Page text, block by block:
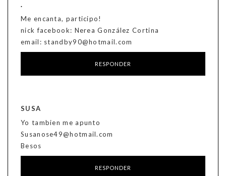
.
Me encanta, participo!
nick facebook: Nerea González Cortina
email: standby90@hotmail.com
RESPONDER
SUSA
Yo tambien me apunto
Susanose49@hotmail.com
Besos
RESPONDER